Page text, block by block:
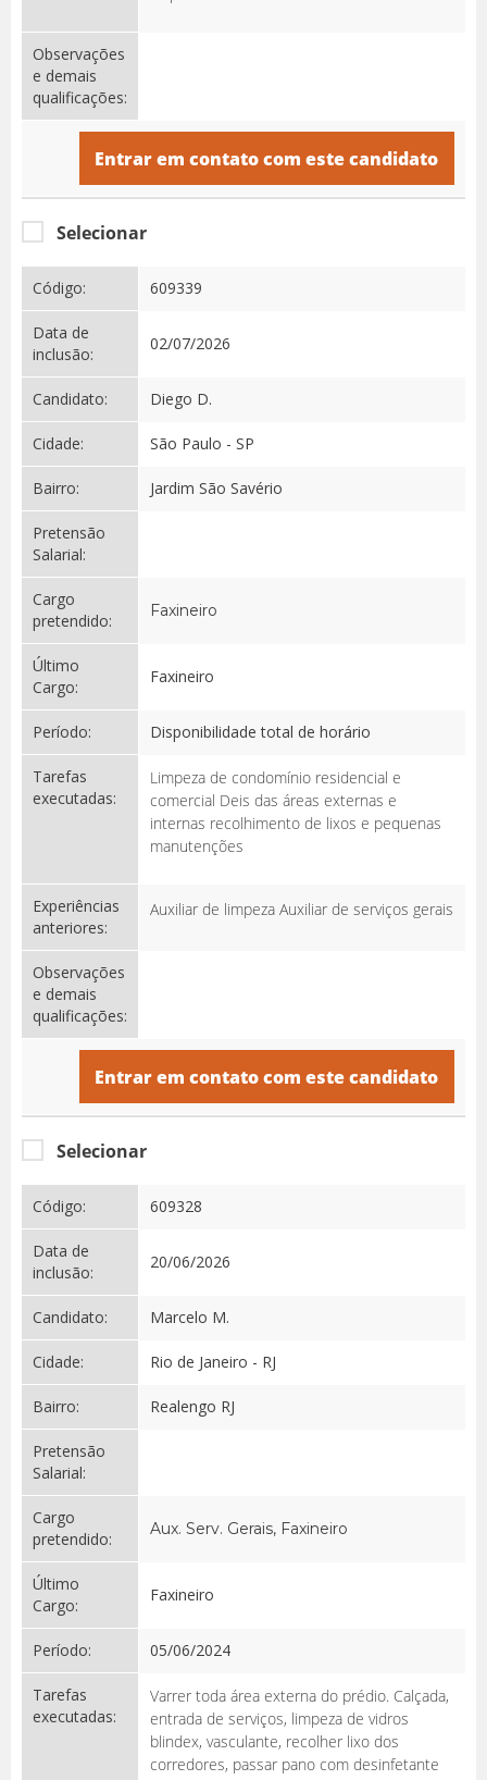
Observações
e demais
qualificações:
Entrar em contato com este candidato
Selecionar
Código: 609339
Data de
inclusão:
02/07/2026
Candidato: Diego D.
Cidade: São Paulo - SP
Bairro: Jardim São Savério
Pretensão
Salarial:
Cargo
pretendido:
Faxineiro
Último
Cargo:
Faxineiro
Período: Disponibilidade total de horário
Tarefas
executadas:
Limpeza de condomínio residencial e
comercial Deis das áreas externas e
internas recolhimento de lixos e pequenas
manutenções
Experiências
anteriores:
Auxiliar de limpeza Auxiliar de serviços gerais
Observações
e demais
qualificações:
Entrar em contato com este candidato
Selecionar
Código: 609328
Data de
inclusão:
20/06/2026
Candidato: Marcelo M.
Cidade: Rio de Janeiro - RJ
Bairro: Realengo RJ
Pretensão
Salarial:
Cargo
pretendido:
Aux. Serv. Gerais, Faxineiro
Último
Cargo:
Faxineiro
Período: 05/06/2024
Tarefas
executadas:
Varrer toda área externa do prédio. Calçada,
entrada de serviços, limpeza de vidros
blindex, vasculante, recolher lixo dos
corredores, passar pano com desinfetante